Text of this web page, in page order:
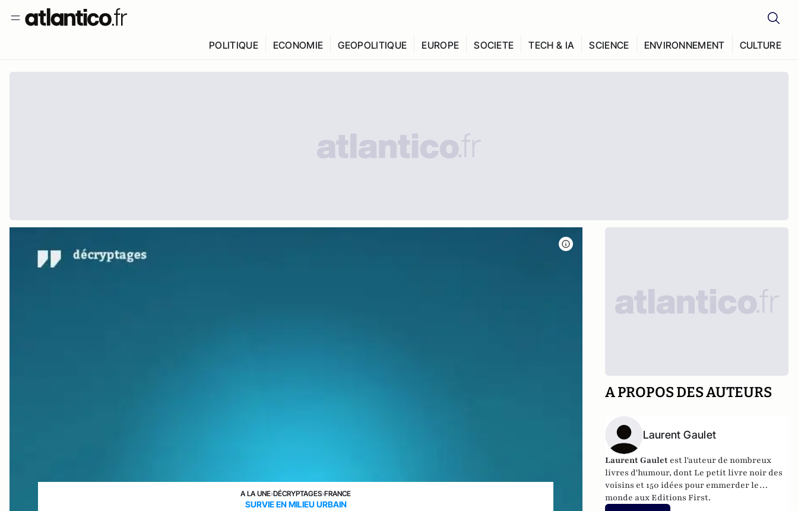
POLITIQUE ECONOMIE GEOPOLITIQUE EUROPE SOCIETE TECH & IA SCIENCE ENVIRONNEMENT CULTURE
A LA UNE›DÉCRYPTAGES›FRANCE
SURVIE EN MILIEU URBAIN
A PROPOS DES AUTEURS
Laurent Gaulet
Laurent Gaulet est l'auteur de nombreux
livres d'humour, dontLe petit livre noir des
voisins et 150 idées pour emmerder le
monde aux Editions First.